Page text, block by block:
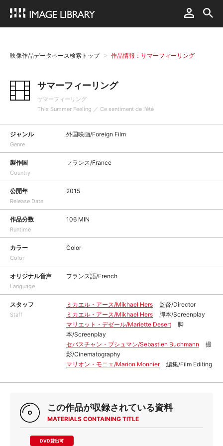
映像作品データベース検索トップ 作品情報：サマーフィーリング
サマーフィーリング
サマーフィーリング
This Summer Feeling ／ Ce sentiment de l'été
ジャンル
Genre
外国映画/Foreign Film
製作国
Country
フランス/France
公開年
Release Date
2015
作品分数
Runtime
106 MIN
カラー
Color
Color
オリジナル音声
Language
フランス語/French
スタッフ
Staff
ミカエル・アース/Mikhael Hers
監督/Director
ミカエル・アース/Mikhael Hers
脚本/Screenplay
マリエット・デゼール/Mariette Desert
脚
本/Screenplay
セバスチャン・ブシュマン/Sebastien Buchmann
撮
影/Cinematography
マリオン・モニエ/Marion Monnier
編集/Film Editing
この作品が収録されている資料
MATERIALS CONTAINING TITLE
DVD貸出可